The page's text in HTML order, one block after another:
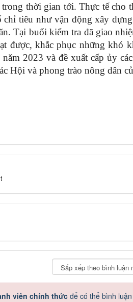
thời gian tới. Thực tế cho
chỉ tiêu như vận động xây
Tại buổi kiểm tra đã giao
được, khắc phục những khó
2023 và đề xuất cấp ủy
Hội và phong trào nông dân
viên chính thức để có thể bình luận